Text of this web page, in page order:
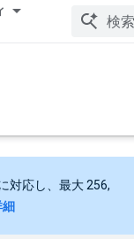
対応し、最大 256,
細